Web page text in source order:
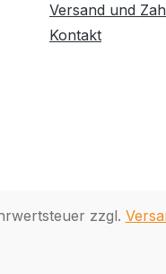
Versand und
Kontakt
zzgl.